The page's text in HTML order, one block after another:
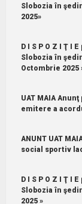
Slobozia în
2025»
D I S P O Z I Ţ I
Slobozia în
Octombrie 2025
UAT MAIA
emitere a
ANUNT UAT
social sportiv
D I S P O Z I Ţ I
Slobozia în
2025 »